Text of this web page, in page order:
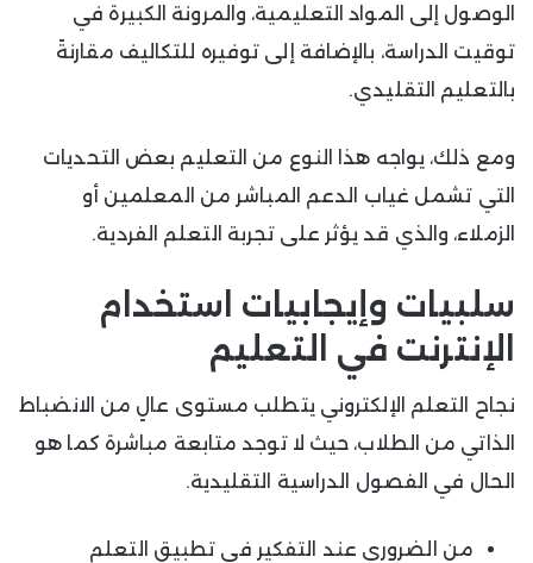
الوصول إلى المواد التعليمية، والمرونة الكبيرة في
توقيت الدراسة، بالإضافة إلى توفيره للتكاليف مقارنةً
بالتعليم التقليدي.
ومع ذلك، يواجه هذا النوع من التعليم بعض التحديات
التي تشمل غياب الدعم المباشر من المعلمين أو
الزملاء، والذي قد يؤثر على تجربة التعلم الفردية.
سلبيات وإيجابيات استخدام
الإنترنت في التعليم
نجاح التعلم الإلكتروني يتطلب مستوى عالٍ من الانضباط
الذاتي من الطلاب، حيث لا توجد متابعة مباشرة كما هو
الحال في الفصول الدراسية التقليدية.
من الضروري عند التفكير في تطبيق التعلم